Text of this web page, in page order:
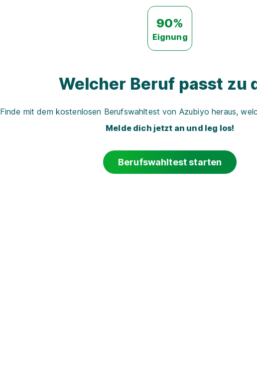
90%
Eignung
Welcher Beruf passt zu
Finde mit dem kostenlosen Berufswahltest von Azubiyo heraus,
Melde dich jetzt an und leg los!
Berufswahltest starten